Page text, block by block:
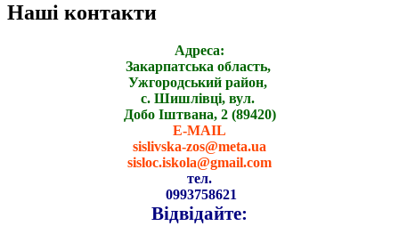
Наші контакти
Адреса:
Закарпатська область,
Ужгородський район,
с. Шишлівці, вул.
Добо Іштвана, 2 (89420)
E-MAIL
sislivska-zos@meta.ua
sisloc.iskola@gmail.com
тел.
0993758621
Відвідайте: